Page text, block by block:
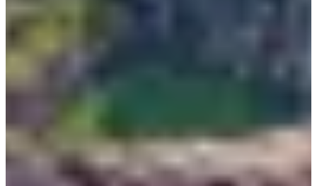
Địa chỉ: 153, Udo-ro, Jeju-si, Jeju-do (제주특별자치도 제
주시 삼양고수물길 1)
Nằm cách bờ biển phía đông bắc của đảo Jeju 3,8 km, đảo Udo
điểm được yêu thích bởi du khách khi đến đảo Jeju. Con người
đã xuất hiện ở đảo Udo từ thời Joseon, hầu hết sống bằng nghề
nông hoặc đánh cá. Hòn đảo xinh đẹp này có đất đai màu mỡ,
nhiều hải sản và các danh lam thắng cảnh. Có nhiều người nói
nơi đây là phiên bản thu nhỏ của đảo Jeju.